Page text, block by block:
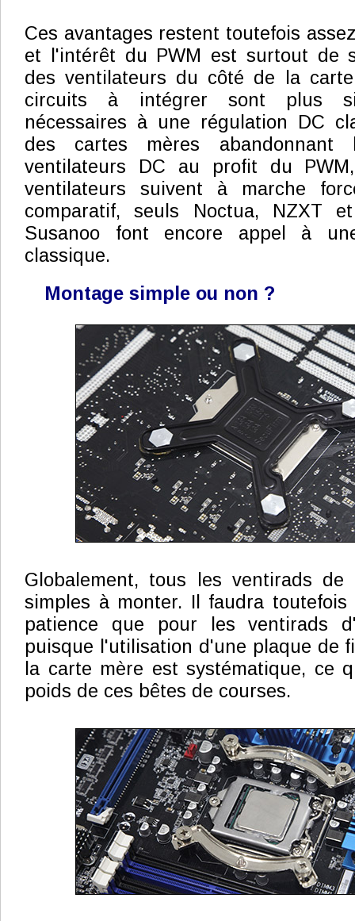
Ces avantages restent toutefois
et l'intérêt du PWM est surtout de
des ventilateurs du côté de la
circuits à intégrer sont plus
nécessaires à une régulation DC
des cartes mères abandonnant
ventilateurs DC au profit du
ventilateurs suivent à marche
comparatif, seuls Noctua, NZXT
Susanoo font encore appel à
classique.
Montage simple ou non ?
Globalement, tous les ventirads de
simples à monter. Il faudra
patience que pour les ventirads
puisque l'utilisation d'une plaque de
la carte mère est systématique, ce
poids de ces bêtes de courses.